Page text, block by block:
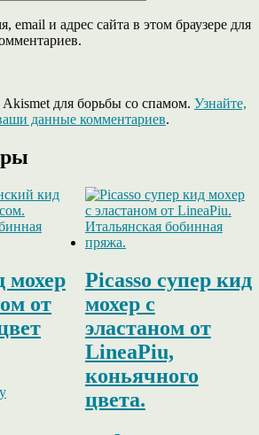
email и адрес сайта в этом браузере для
Akismet для борьбы со спамом. Узнайте,
данные комментариев.
мохер
от
Picasso супер кид
мохер с
эластаном от
LineaPiu,
коньячного
цвета.